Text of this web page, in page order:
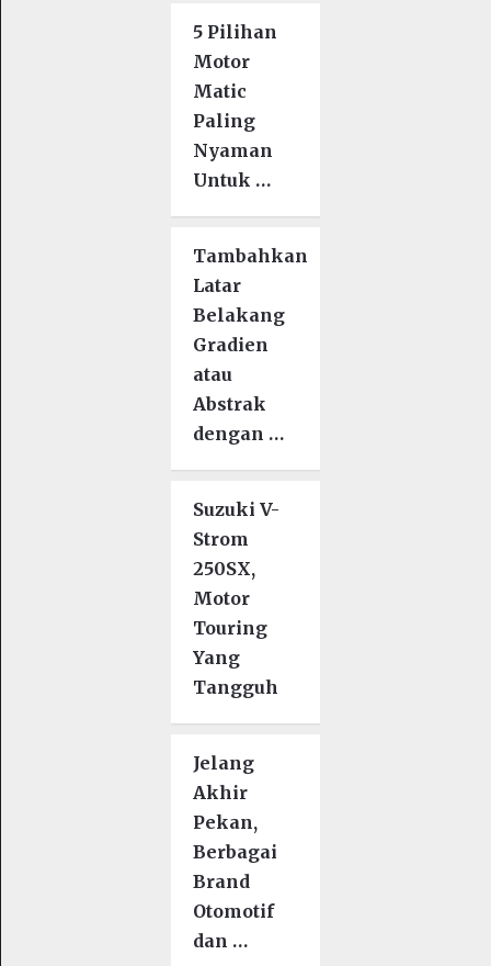
5 Pilihan
Motor
Matic
Paling
Nyaman
Untuk …
Tambahkan
Latar
Belakang
Gradien
atau
Abstrak
dengan …
Suzuki V-
Strom
250SX,
Motor
Touring
Yang
Tangguh
Jelang
Akhir
Pekan,
Berbagai
Brand
Otomotif
dan …